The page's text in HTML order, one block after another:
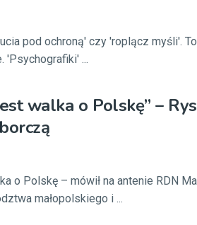
pod ochroną' czy 'roplącz myśli'.
'Psychografiki' ...
walka o Polskę” –
o Polskę – mówił na antenie RDN
małopolskiego i ...